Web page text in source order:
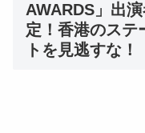
AWARDS」出
定！香港のステ
トを見逃すな！